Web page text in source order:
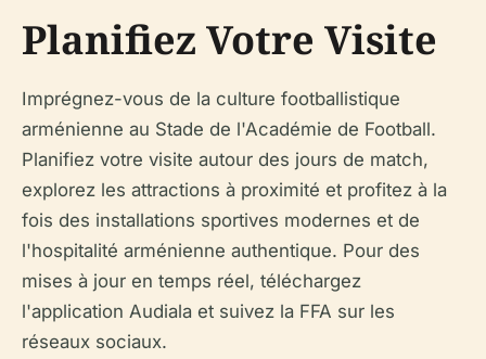
Planifiez Votre Visite
Imprégnez-vous de la culture footballistique
arménienne au Stade de l'Académie de Football.
Planifiez votre visite autour des jours de match,
explorez les attractions à proximité et profitez à la
fois des installations sportives modernes et de
l'hospitalité arménienne authentique. Pour des
mises à jour en temps réel, téléchargez
l'application Audiala et suivez la FFA sur les
réseaux sociaux.